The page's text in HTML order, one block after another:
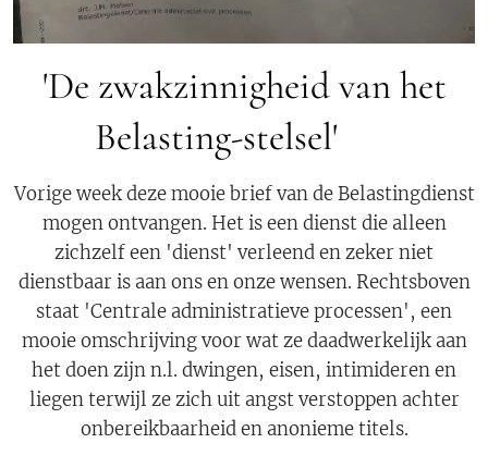
'De zwakzinnigheid van het
Belasting-stelsel' 🦅
Vorige week deze mooie brief van de Belastingdienst
mogen ontvangen. Het is een dienst die alleen
zichzelf een 'dienst' verleend en zeker niet
dienstbaar is aan ons en onze wensen. Rechtsboven
staat 'Centrale administratieve processen', een
mooie omschrijving voor wat ze daadwerkelijk aan
het doen zijn n.l. dwingen, eisen, intimideren en
liegen terwijl ze zich uit angst verstoppen achter
onbereikbaarheid en anonieme titels.